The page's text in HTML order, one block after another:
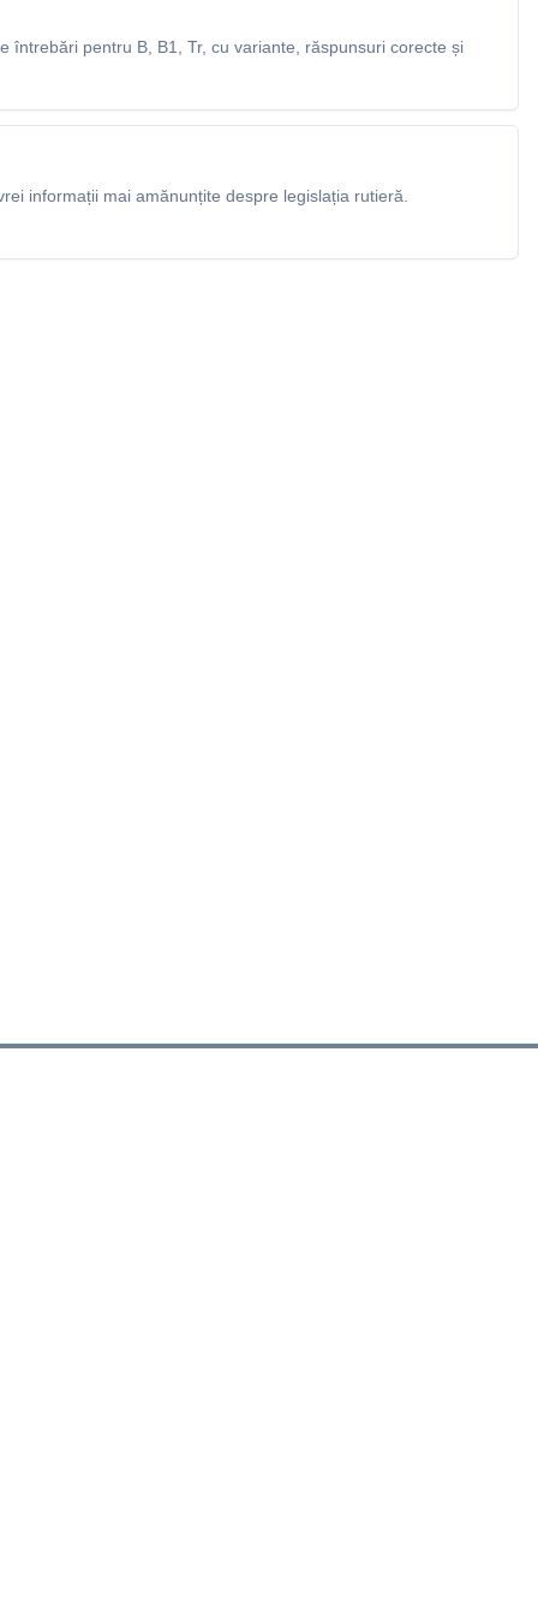
întrebări pentru B, B1, Tr, cu variante, răspunsuri corecte și
informații mai amănunțite despre legislația rutieră.